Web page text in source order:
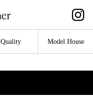
Quality Model House